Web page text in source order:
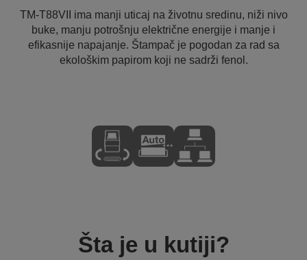
TM-T88VII ima manji uticaj na životnu sredinu, niži nivo
buke, manju potrošnju električne energije i manje i
efikasnije napajanje. Štampač je pogodan za rad sa
ekološkim papirom koji ne sadrži fenol.
Šta je u kutiji?